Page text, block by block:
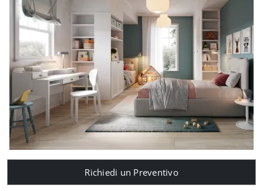
Richiedi un Preventivo